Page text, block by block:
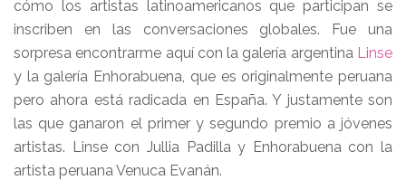
cómo los artistas latinoamericanos que participan se
inscriben en las conversaciones globales. Fue una
sorpresa encontrarme aquí con la galería argentina Linse
y la galería Enhorabuena, que es originalmente peruana
pero ahora está radicada en España. Y justamente son
las que ganaron el primer y segundo premio a jóvenes
artistas. Linse con Jullia Padilla y Enhorabuena con la
artista peruana Venuca Evanán.